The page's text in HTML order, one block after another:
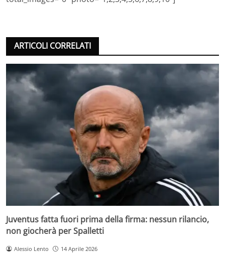
ARTICOLI CORRELATI
Juventus fatta fuori prima della firma: nessun rilancio,
non giocherà per Spalletti
Alessio Lento 14 Aprile 2026